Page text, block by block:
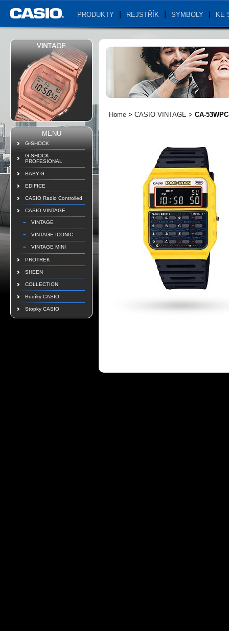
PRODUKTY REJSTŘÍK SYMBOLY KE
MENU
G-SHOCK
G-SHOCK
PROFESIONAL
BABY-G
EDIFICE
CASIO Radio Controlled
CASIO VINTAGE
VINTAGE
VINTAGE ICONIC
VINTAGE MINI
PROTREK
SHEEN
COLLECTION
Budíky CASIO
Stopky CASIO
Home > CASIO VINTAGE > CA-